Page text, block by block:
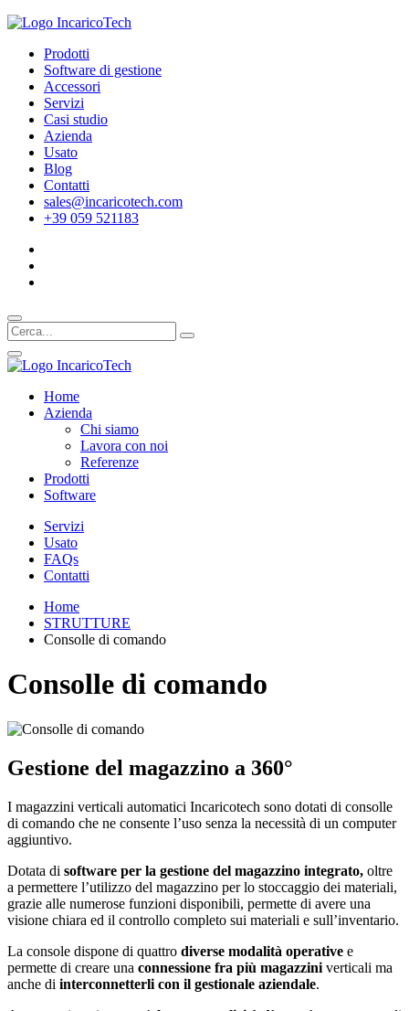
Prodotti
Software di gestione
Accessori
Servizi
Casi studio
Azienda
Usato
Blog
Contatti
sales@incaricotech.com
+39 059 521183
Home
Azienda
Chi siamo
Lavora con noi
Referenze
Prodotti
Software
Servizi
Usato
FAQs
Contatti
Home
STRUTTURE
Consolle di comando
Consolle di comando
Gestione del magazzino a 360°
I magazzini verticali automatici Incaricotech sono dotati di consolle
di comando che ne consente l’uso senza la necessità di un computer
aggiuntivo.
Dotata di software per la gestione del magazzino integrato, oltre
a permettere l’utilizzo del magazzino per lo stoccaggio dei materiali,
grazie alle numerose funzioni disponibili, permette di avere una
visione chiara ed il controllo completo sui materiali e sull’inventario.
La console dispone di quattro diverse modalità operative e
permette di creare una connessione fra più magazzini verticali ma
anche di interconnetterli con il gestionale aziendale.